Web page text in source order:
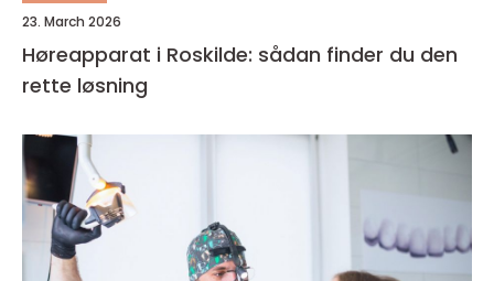
23. March 2026
Høreapparat i Roskilde: sådan finder du den
rette løsning